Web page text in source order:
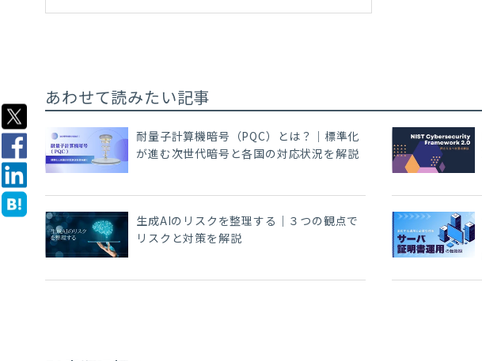
あわせて読みたい記事
耐量子計算機暗号（PQC）とは？｜標準化
が進む次世代暗号と各国の対応状況を解説
生成AIのリスクを整理する｜３つの観点で
リスクと対策を解説